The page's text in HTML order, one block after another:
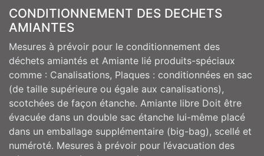
CONDITIONNEMENT DES DECHETS
AMIANTES
Mesures à prévoir pour le conditionnement des
déchets amiantés et Amiante lié produits-spéciaux
comme : Canalisations, Plaques : conditionnées en sac
(de taille supérieure ou égale aux canalisations),
scotchées de façon étanche. Amiante libre Doit être
évacuée dans un double sac étanche lui-même placé
dans un emballage supplémentaire (big-bag), scellé et
numéroté. Mesures à prévoir pour l’évacuation des